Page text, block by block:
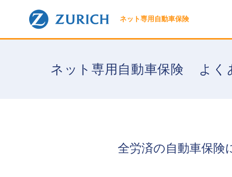
ネット専用自動車保険
ネット専用自動車保険 よく
全労済の自動車保険